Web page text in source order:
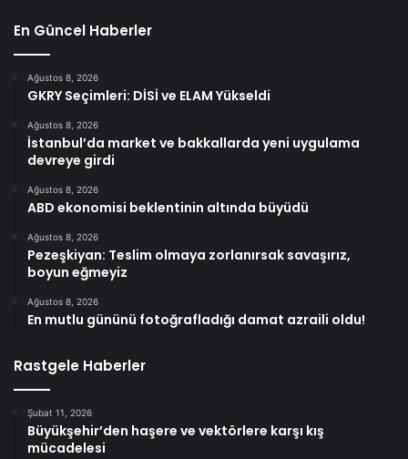
En Güncel Haberler
Ağustos 8, 2026
GKRY Seçimleri: DİSİ ve ELAM Yükseldi
Ağustos 8, 2026
İstanbul’da market ve bakkallarda yeni uygulama
devreye girdi
Ağustos 8, 2026
ABD ekonomisi beklentinin altında büyüdü
Ağustos 8, 2026
Pezeşkiyan: Teslim olmaya zorlanırsak savaşırız,
boyun eğmeyiz
Ağustos 8, 2026
En mutlu gününü fotoğrafladığı damat azraili oldu!
Rastgele Haberler
Şubat 11, 2026
Büyükşehir’den haşere ve vektörlere karşı kış
mücadelesi